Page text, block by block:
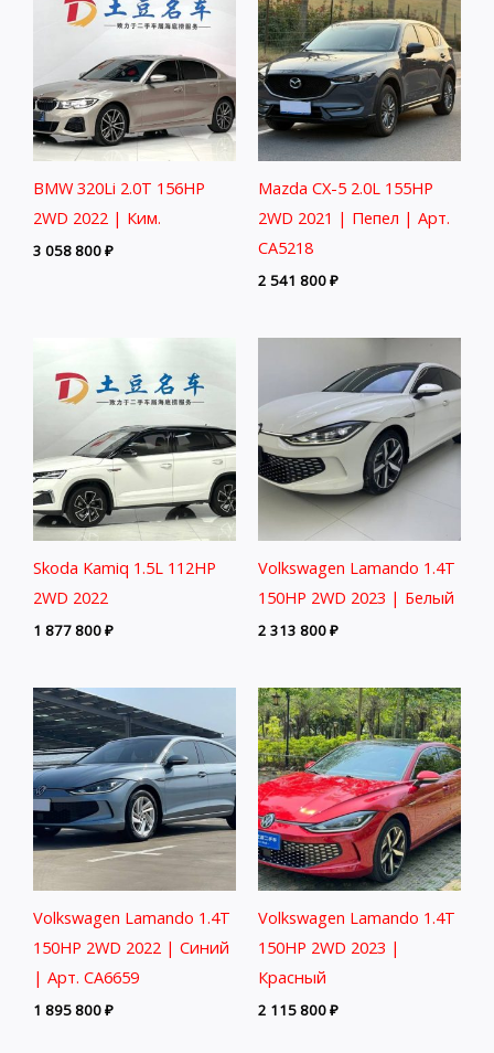
BMW 320Li 2.0T 156HP
2WD 2022 | Ким.
3 058 800₽
Mazda CX-5 2.0L 155HP
2WD 2021 | Пепел | Арт.
CA5218
2 541 800₽
Skoda Kamiq 1.5L 112HP
2WD 2022
1 877 800₽
Volkswagen Lamando 1.4T
150HP 2WD 2023 | Белый
2 313 800₽
Volkswagen Lamando 1.4T
150HP 2WD 2022 | Синий
| Арт. CA6659
1 895 800₽
Volkswagen Lamando 1.4T
150HP 2WD 2023 |
Красный
2 115 800₽